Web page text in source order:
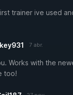
trainer ive used
7 abr.
Works with the
too!